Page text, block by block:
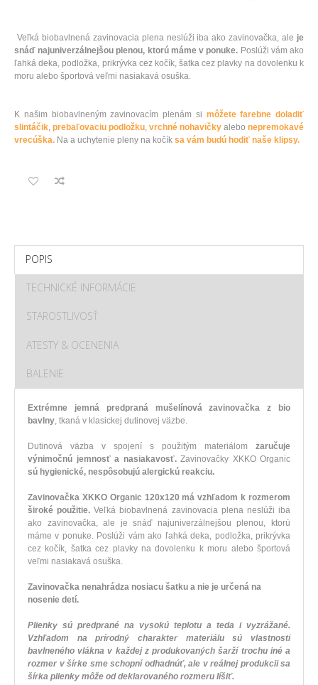
Veľká biobavlnená zavinovacia plena neslúži iba ako zavinovačka, ale je
snáď najuniverzálnejšou plenou, ktorú máme v ponuke. Poslúži vám ako
ľahká deka, podložka, prikrývka cez kočík, šatka cez plavky na dovolenku k
moru alebo športová veľmi nasiakavá osuška.
K našim biobavlneným zavinovacím plenám si môžete farebne doladiť
slintáčik, prebaľovaciu podložku, vrchné nohavičky alebo nepremokavé
vrecúška. Na a uchytenie pleny na kočík sa vám budú hodiť naše klipsy.
POPIS
TECHNICKÉ INFORMÁCIE
STAROSTLIVOSŤ
ATESTY & OCENENIA
BALENIE
Extrémne jemná predpraná mušelínová zavinovačka z bio
bavlny, tkaná v klasickej dutinovej väzbe.
Dutinová väzba v spojení s použitým materiálom zaručuje
výnimočnú jemnosť a nasiakavosť. Zavinovačky XKKO Organic
sú hygienické, nespôsobujú alergickú reakciu.
Zavinovačka XKKO Organic 120x120 má vzhľadom k rozmerom
široké použitie.Veľká biobavlnená zavinovacia plena neslúži iba
ako zavinovačka, ale je snáď najuniverzálnejšou plenou, ktorú
máme v ponuke. Poslúži vám ako ľahká deka, podložka, prikrývka
cez kočík, šatka cez plavky na dovolenku k moru alebo športová
veľmi nasiakavá osuška.
Zavinovačka nenahrádza nosiacu šatku a nie je určená na
nosenie detí.
Plienky sú predprané na vysokú teplotu a teda i vyzrážané.
Vzhľadom na prírodný charakter materiálu sú vlastnosti
bavlneného vlákna v každej z produkovaných šarží trochu iné a
rozmer v šírke sme schopní odhadnúť, ale v reálnej produkcii sa
šírka plienky môže od deklarovaného rozmeru líšiť.